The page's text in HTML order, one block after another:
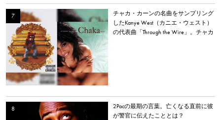
チャカ・カーンの名曲をサンプリング
したKanye West（カニエ・ウェスト）
の代表曲「Through the Wire」。チャカ
2Pacの最期の言葉。亡くなる直前に彼
が警官に伝えたこととは？